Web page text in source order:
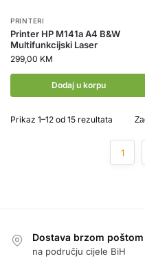
PRINTERI
Printer HP M141a A4 B&W
Multifunkcijski Laser
299,00 KM
Dodaj u korpu
Prikaz 1–12 od 15 rezultata
1
Dostava brzom poštom
na području cijele BiH